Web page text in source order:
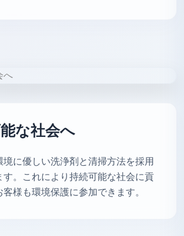
な社会へ
境に優しい洗浄剤と清掃方法を採用
す。これにより持続可能な社会に貢
様も環境保護に参加できます。